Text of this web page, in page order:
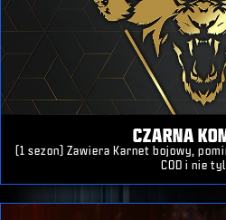
CZARNA
(1 sezon) Zawiera Karnet bojowy,
COD i nie